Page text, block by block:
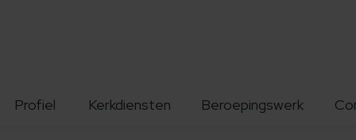
Profiel Kerkdiensten Beroepingswerk